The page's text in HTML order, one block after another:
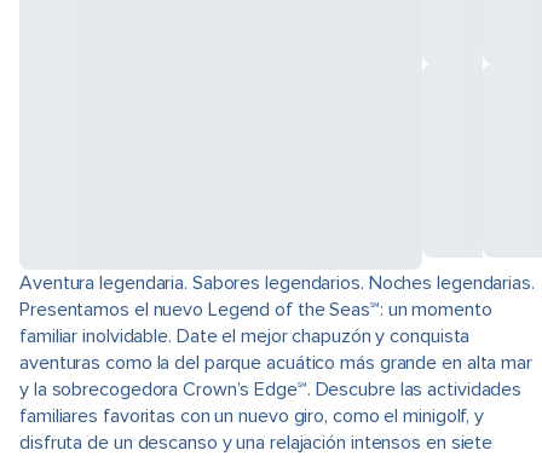
Aventura legendaria. Sabores legendarios. Noches legendarias.
Presentamos el nuevo Legend of the Seas℠: un momento
familiar inolvidable. Date el mejor chapuzón y conquista
aventuras como la del parque acuático más grande en alta mar
y la sobrecogedora Crown’s Edge℠. Descubre las actividades
familiares favoritas con un nuevo giro, como el minigolf, y
disfruta de un descanso y una relajación intensos en siete